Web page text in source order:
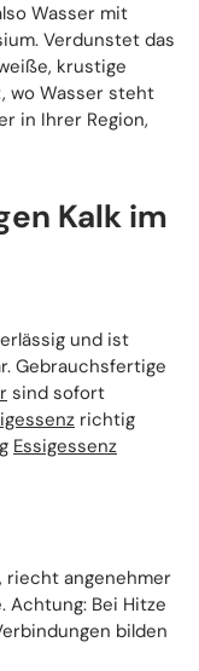
Wasser mit
Verdunstet das
krustige
wo Wasser steht
in Ihrer Region,
Kalk im
und ist
Gebrauchsfertige
sind sofort
richtig
Essigessenz
riecht angenehmer
Achtung: Bei Hitze
bilden